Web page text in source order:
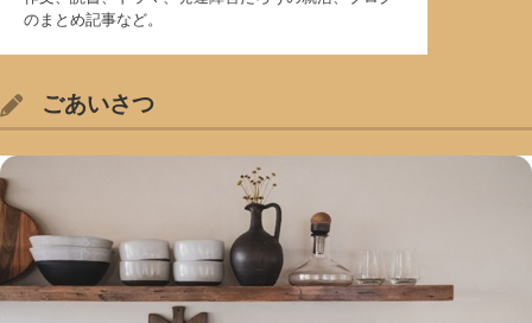
のまとめ記事など。
ごあいさつ